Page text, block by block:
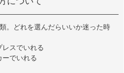
。どれを選んだらいいか迷った時
スでいれる
でいれる